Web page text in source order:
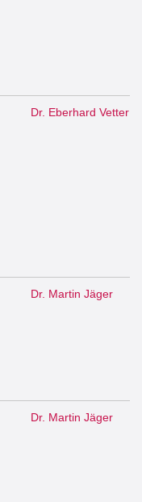
Dr. Eberhard Vetter
Dr. Martin Jäger
Dr. Martin Jäger